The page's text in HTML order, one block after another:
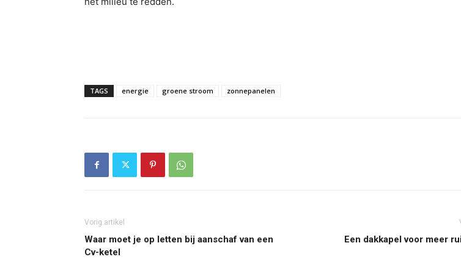
TAGS energie groene stroom zonnepanelen
Vorig artikel
Waar moet je op letten bij aanschaf van een
Cv-ketel
Een dakkapel voor meer